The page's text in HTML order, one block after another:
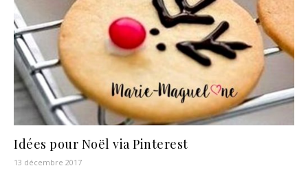
Idées pour Noël via Pinterest
13 décembre 2017